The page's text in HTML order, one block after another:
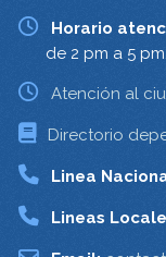
Horario
de 2 pm a 5 pm.
Atención al
Directorio
Linea
Lineas